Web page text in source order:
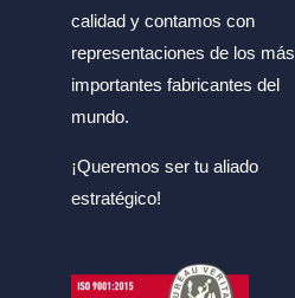
calidad y contamos con
representaciones de los más
importantes fabricantes del
mundo.
¡Queremos ser tu aliado
estratégico!